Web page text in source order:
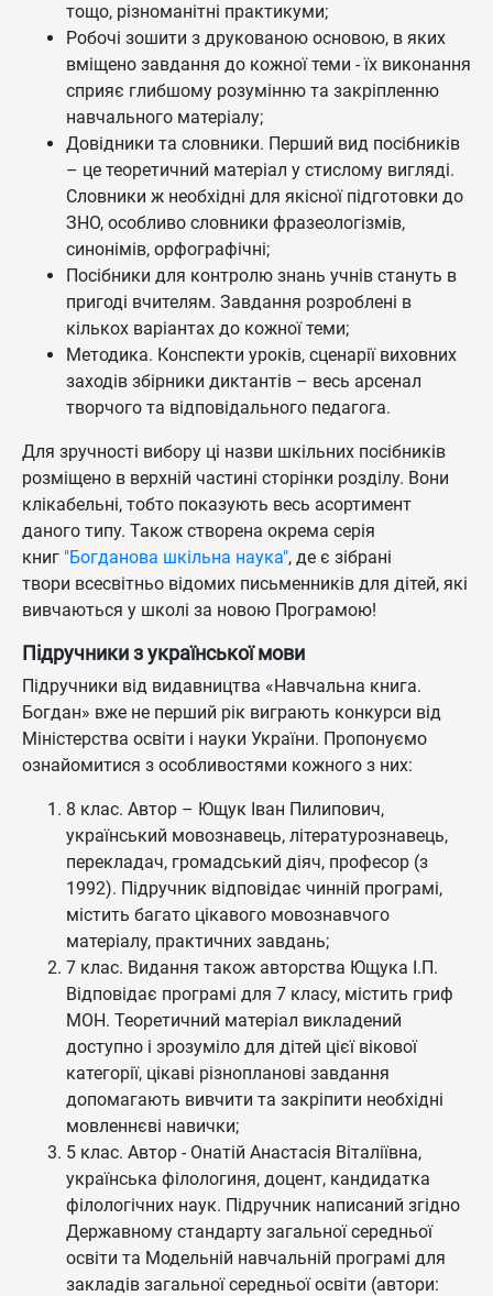
тощо, різноманітні практикуми;
Робочі зошити з друкованою основою, в яких
вміщено завдання до кожної теми - їх виконання
сприяє глибшому розумінню та закріпленню
навчального матеріалу;
Довідники та словники. Перший вид посібників
– це теоретичний матеріал у стислому вигляді.
Словники ж необхідні для якісної підготовки до
ЗНО, особливо словники фразеологізмів,
синонімів, орфографічні;
Посібники для контролю знань учнів стануть в
пригоді вчителям. Завдання розроблені в
кількох варіантах до кожної теми;
Методика. Конспекти уроків, сценарії виховних
заходів збірники диктантів – весь арсенал
творчого та відповідального педагога.
Для зручності вибору ці назви шкільних посібників
розміщено в верхній частині сторінки розділу. Вони
клікабельні, тобто показують весь асортимент
даного типу. Також створена окрема серія
книг "Богданова шкільна наука", де є зібрані
твори всесвітньо відомих письменників для дітей, які
вивчаються у школі за новою Програмою!
Підручники з української мови
Підручники від видавництва «Навчальна книга.
Богдан» вже не перший рік виграють конкурси від
Міністерства освіти і науки України. Пропонуємо
ознайомитися з особливостями кожного з них:
8 клас. Автор – Ющук Іван Пилипович,
український мовознавець, літературознавець,
перекладач, громадський діяч, професор (з
1992). Підручник відповідає чинній програмі,
містить багато цікавого мовознавчого
матеріалу, практичних завдань;
7 клас. Видання також авторства Ющука І.П.
Відповідає програмі для 7 класу, містить гриф
МОН. Теоретичний матеріал викладений
доступно і зрозуміло для дітей цієї вікової
категорії, цікаві різнопланові завдання
допомагають вивчити та закріпити необхідні
мовленнєві навички;
5 клас. Автор - Онатій Анастасія Віталіївна,
українська філологиня, доцент, кандидатка
філологічних наук. Підручник написаний згідно
Державному стандарту загальної середньої
освіти та Модельній навчальній програмі для
закладів загальної середньої освіти (автори: